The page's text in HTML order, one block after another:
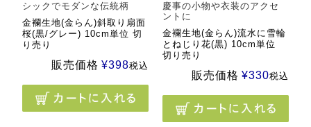
シックでモダンな伝統柄
金襴生地(金らん)斜取り扇面
桜(黒/グレー) 10cm単位 切
り売り
販売価格 ¥398税込
慶事の小物や衣装のアクセ
ントに
金襴生地(金らん)流水に雪輪
とねじり花(黒) 10cm単位
切り売り
販売価格 ¥330税込